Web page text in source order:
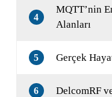
4
MQTT’nin
Alanları
5 Gerçek
6 DelcomRF